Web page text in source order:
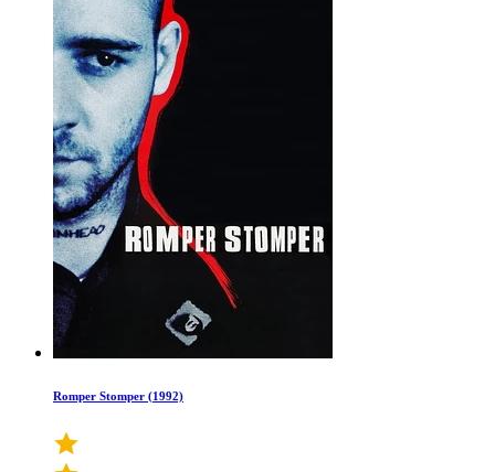
Romper Stomper (1992)